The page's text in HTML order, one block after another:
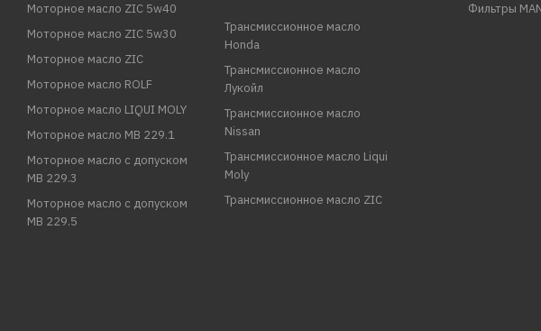
Моторное масло ZIC 5w40
Моторное масло ZIC 5w30
Моторное масло ZIC
Моторное масло ROLF
Моторное масло LIQUI MOLY
Моторное масло MB 229.1
Моторное масло с допуском
MB 229.3
Моторное масло с допуском
MB 229.5
Трансмиссионное масло
Honda
Трансмиссионное масло
Лукойл
Трансмиссионное масло
Nissan
Трансмиссионное масло Liqui
Moly
Трансмиссионное масло ZIC
Фильтры